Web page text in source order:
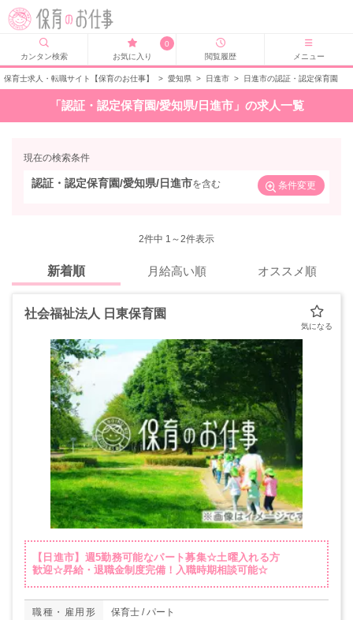
カンタン検索
0
お気に入り
閲覧履歴 メニュー
保育士求人・転職サイト【保育のお仕事】 > 愛知県 > 日進市 > 日進市の認証・認定保育園
「認証・認定保育園/愛知県/日進市」の求人一覧
現在の検索条件
認証・認定保育園/愛知県/日進市を含む 条件変更
2件中 1～2件表示
新着順 月給高い順 オススメ順
社会福祉法人 日東保育園
【日進市】週5勤務可能なパート募集☆土曜入れる方
歓迎☆昇給・退職金制度完備！入職時期相談可能☆
職種・雇用形
保育士 / パート